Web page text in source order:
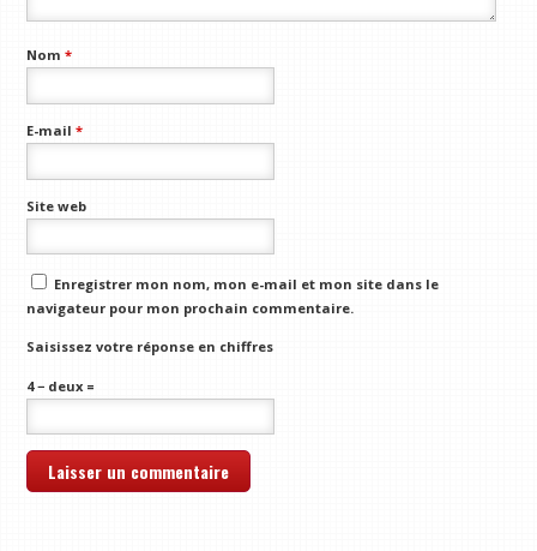
Nom*
E-mail*
Site web
Enregistrer mon nom, mon e-mail et mon site dans le
navigateur pour mon prochain commentaire.
Saisissez votre réponse en chiffres
4 − deux =